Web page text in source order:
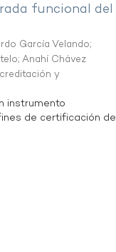
funcional del
García Velando;
;Anahí Chávez
y
instrumento
de certificación de